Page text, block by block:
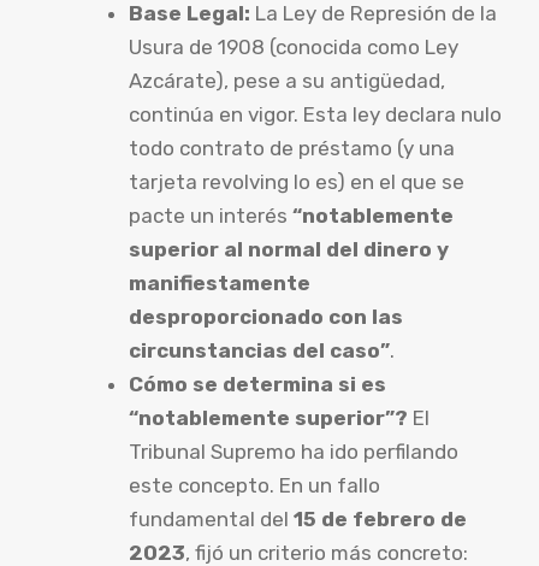
Base Legal: La Ley de Represión de la
Usura de 1908 (conocida como Ley
Azcárate), pese a su antigüedad,
continúa en vigor. Esta ley declara nulo
todo contrato de préstamo (y una
tarjeta revolving lo es) en el que se
pacte un interés “notablemente
superior al normal del dinero y
manifiestamente
desproporcionado con las
circunstancias del caso”.
Cómo se determina si es
“notablemente superior”? El
Tribunal Supremo ha ido perfilando
este concepto. En un fallo
fundamental del 15 de febrero de
2023, fijó un criterio más concreto: